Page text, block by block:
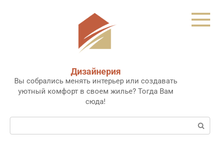
Дизайнерия
Вы собрались менять интерьер или создавать
уютный комфорт в своем жилье? Тогда Вам
сюда!
Поиск: